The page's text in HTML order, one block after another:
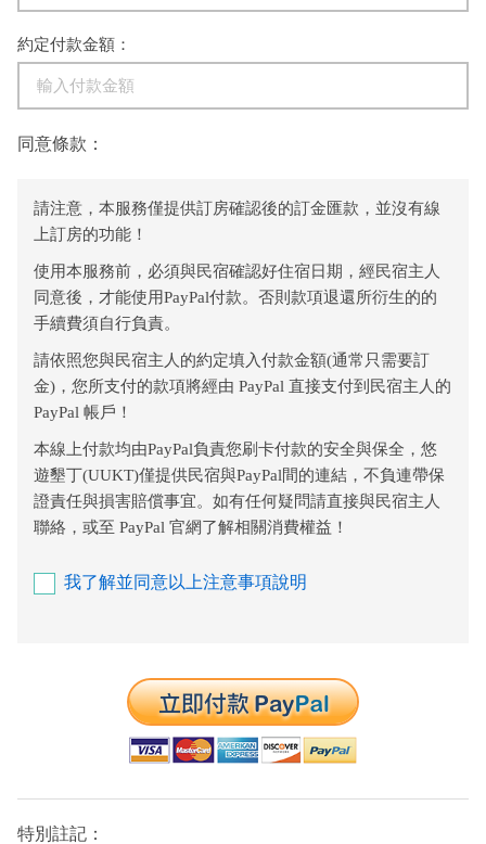
約定付款金額：
同意條款：
請注意，本服務僅提供訂房確認後的訂金匯款，並沒有線
上訂房的功能！
使用本服務前，必須與民宿確認好住宿日期，經民宿主人
同意後，才能使用PayPal付款。否則款項退還所衍生的的
手續費須自行負責。
請依照您與民宿主人的約定填入付款金額(通常只需要訂
金)，您所支付的款項將經由 PayPal 直接支付到民宿主人的
PayPal 帳戶！
本線上付款均由PayPal負責您刷卡付款的安全與保全，悠
遊墾丁(UUKT)僅提供民宿與PayPal間的連結，不負連帶保
證責任與損害賠償事宜。如有任何疑問請直接與民宿主人
聯絡，或至 PayPal 官網了解相關消費權益！
我了解並同意以上注意事項說明
特別註記：